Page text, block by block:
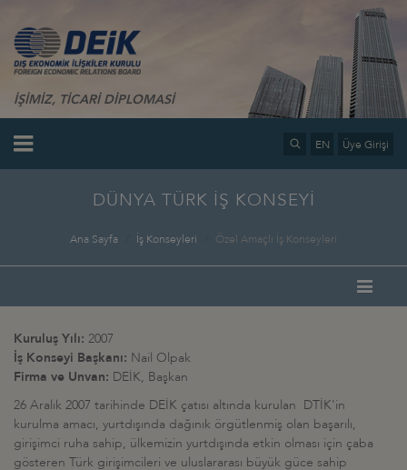
İŞİMİZ, TİCARİ DİPLOMASİ
EN Üye Girişi
DÜNYA TÜRK İŞ KONSEYİ
Ana Sayfa İş Konseyleri Özel Amaçlı İş Konseyleri
Kuruluş Yılı: 2007
İş Konseyi Başkanı: Nail Olpak
Firma ve Unvan: DEİK, Başkan
26 Aralık 2007 tarihinde DEİK çatısı altında kurulan DTİK'in
kurulma amacı, yurtdışında dağınık örgütlenmiş olan başarılı,
girişimci ruha sahip, ülkemizin yurtdışında etkin olması için çaba
gösteren Türk girişimcileri ve uluslararası büyük güce sahip